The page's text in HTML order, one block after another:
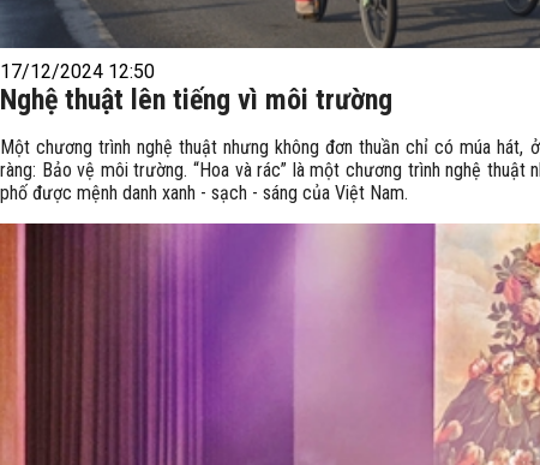
17/12/2024 12:50
Nghệ thuật lên tiếng vì môi trường
Một chương trình nghệ thuật nhưng không đơn thuần chỉ có múa
ràng: Bảo vệ môi trường. “Hoa và rác” là một chương trình nghệ
phố được mệnh danh xanh - sạch - sáng của Việt Nam.